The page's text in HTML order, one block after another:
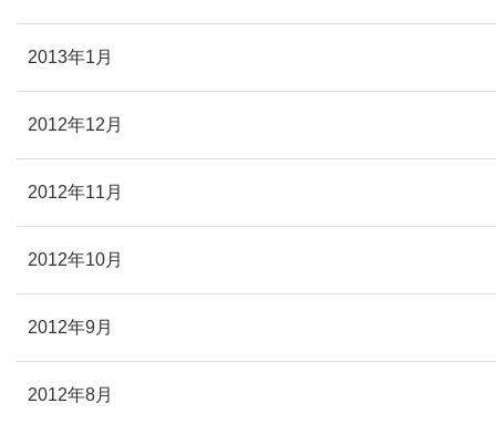
2013年1月
2012年12月
2012年11月
2012年10月
2012年9月
2012年8月